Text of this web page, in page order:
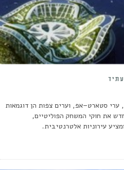
סטארט–אפ, וערים צפות הן דוגמאות
את חוקי המשחק הפוליטיים,
עירוניות אלטרנטיבית.